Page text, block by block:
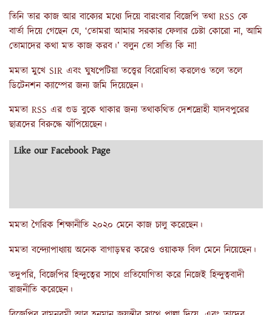
তিনি তার কাজ আর বাক্যের মধ্যে দিয়ে বারংবার বিজেপি তথা RSS কে
বার্তা দিয়ে গেছেন যে, ‘তোমরা আমার সরকার ফেলার চেষ্টা কোরো না, আমি
তোমাদের কথা মত কাজ করব।’ বলুন তো সত্যি কি না!
মমতা মুখে SIR এবং ঘুষপেটিয়া তত্ত্বের বিরোধিতা করলেও তলে তলে
ডিটেনশন ক্যাম্পের জন্য জমি দিয়েছেন।
মমতা RSS এর গুড বুকে থাকার জন্য তথাকথিত দেশদ্রোহী যাদবপুরের
ছাত্রদের বিরুদ্ধে ঝাঁপিয়েছেন।
Like our Facebook Page
মমতা গৈরিক শিক্ষানীতি ২০২০ মেনে কাজ চালু করেছেন।
মমতা বন্দ্যোপাধ্যায় অনেক বাগাড়ম্বর করেও ওয়াকফ বিল মেনে নিয়েছেন।
তদুপরি, বিজেপির হিন্দুত্বের সাথে প্রতিযোগিতা করে নিজেই হিন্দুত্ববাদী
রাজনীতি করেছেন।